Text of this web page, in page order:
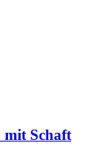
Schaft